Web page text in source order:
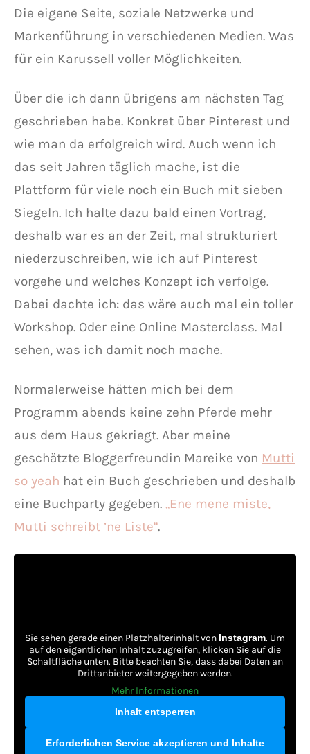
Die eigene Seite, soziale Netzwerke und
Markenführung in verschiedenen Medien. Was
für ein Karussell voller Möglichkeiten.
Über die ich dann übrigens am nächsten Tag
geschrieben habe. Konkret über Pinterest und
wie man da erfolgreich wird. Auch wenn ich
das seit Jahren täglich mache, ist die
Plattform für viele noch ein Buch mit sieben
Siegeln. Ich halte dazu bald einen Vortrag,
deshalb war es an der Zeit, mal strukturiert
niederzuschreiben, wie ich auf Pinterest
vorgehe und welches Konzept ich verfolge.
Dabei dachte ich: das wäre auch mal ein toller
Workshop. Oder eine Online Masterclass. Mal
sehen, was ich damit noch mache.
Normalerweise hätten mich bei dem
Programm abends keine zehn Pferde mehr
aus dem Haus gekriegt. Aber meine
geschätzte Bloggerfreundin Mareike von Mutti
so yeah hat ein Buch geschrieben und deshalb
eine Buchparty gegeben. „Ene mene miste,
Mutti schreibt ’ne Liste“.
Sie sehen gerade einen Platzhalterinhalt von Instagram. Um
auf den eigentlichen Inhalt zuzugreifen, klicken Sie auf die
Schaltfläche unten. Bitte beachten Sie, dass dabei Daten an
Drittanbieter weitergegeben werden.
Mehr Informationen
Inhalt entsperren
Erforderlichen Service akzeptieren und Inhalte